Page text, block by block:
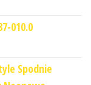
010.0
Spodnie